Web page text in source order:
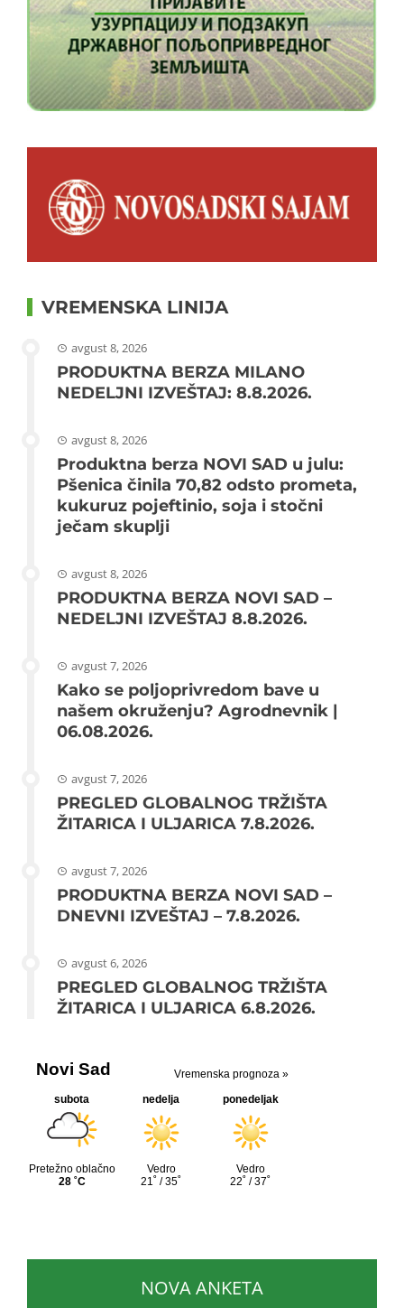
VREMENSKA LINIJA
avgust 8, 2026
PRODUKTNA BERZA MILANO
NEDELJNI IZVEŠTAJ: 8.8.2026.
avgust 8, 2026
Produktna berza NOVI SAD u julu:
Pšenica činila 70,82 odsto prometa,
kukuruz pojeftinio, soja i stočni
ječam skuplji
avgust 8, 2026
PRODUKTNA BERZA NOVI SAD –
NEDELJNI IZVEŠTAJ 8.8.2026.
avgust 7, 2026
Kako se poljoprivredom bave u
našem okruženju? Agrodnevnik |
06.08.2026.
avgust 7, 2026
PREGLED GLOBALNOG TRŽIŠTA
ŽITARICA I ULJARICA 7.8.2026.
avgust 7, 2026
PRODUKTNA BERZA NOVI SAD –
DNEVNI IZVEŠTAJ – 7.8.2026.
avgust 6, 2026
PREGLED GLOBALNOG TRŽIŠTA
ŽITARICA I ULJARICA 6.8.2026.
NOVA ANKETA